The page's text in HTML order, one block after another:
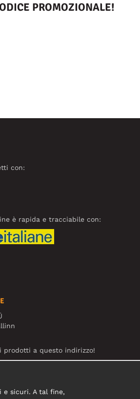
PROMOZIONALE!
con:
è rapida e tracciabile con:
prodotti a questo indirizzo!
e sicuri. A tal fine,